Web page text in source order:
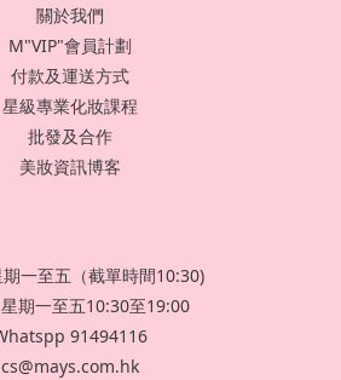
關於我們
M"VIP"會員計劃
付款及運送方式
星級專業化妝課程
批發及合作
美妝資訊博客
一至五（截單時間10:30)
期一至五10:30至19:00
91494116
cs@mays.com.hk